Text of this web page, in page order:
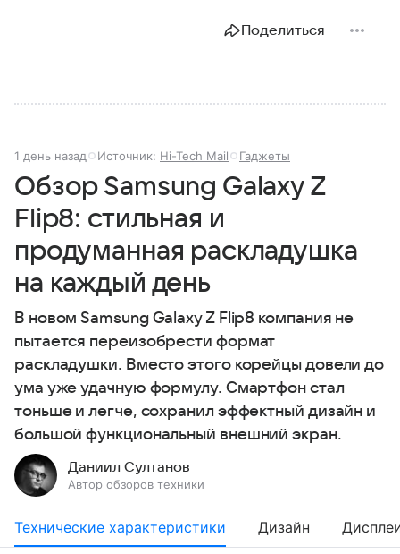
Поделиться
1 день назад Источник: Hi-Tech Mail Гаджеты
Обзор Samsung Galaxy Z
Flip8: стильная и
продуманная раскладушка
на каждый день
В новом Samsung Galaxy Z Flip8 компания не
пытается переизобрести формат
раскладушки. Вместо этого корейцы довели до
ума уже удачную формулу. Смартфон стал
тоньше и легче, сохранил эффектный дизайн и
большой функциональный внешний экран.
Даниил Султанов
Автор обзоров техники
Технические характеристики Дизайн